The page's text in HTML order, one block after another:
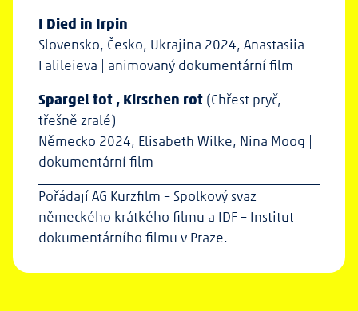
I Died in Irpin
Slovensko, Česko, Ukrajina 2024, Anastasiia
Falileieva | animovaný dokumentární film
Spargel tot , Kirschen rot (Chřest pryč,
třešně zralé)
Německo 2024, Elisabeth Wilke, Nina Moog |
dokumentární film
Pořádají AG Kurzfilm – Spolkový svaz
německého krátkého filmu a IDF – Institut
dokumentárního filmu v Praze.